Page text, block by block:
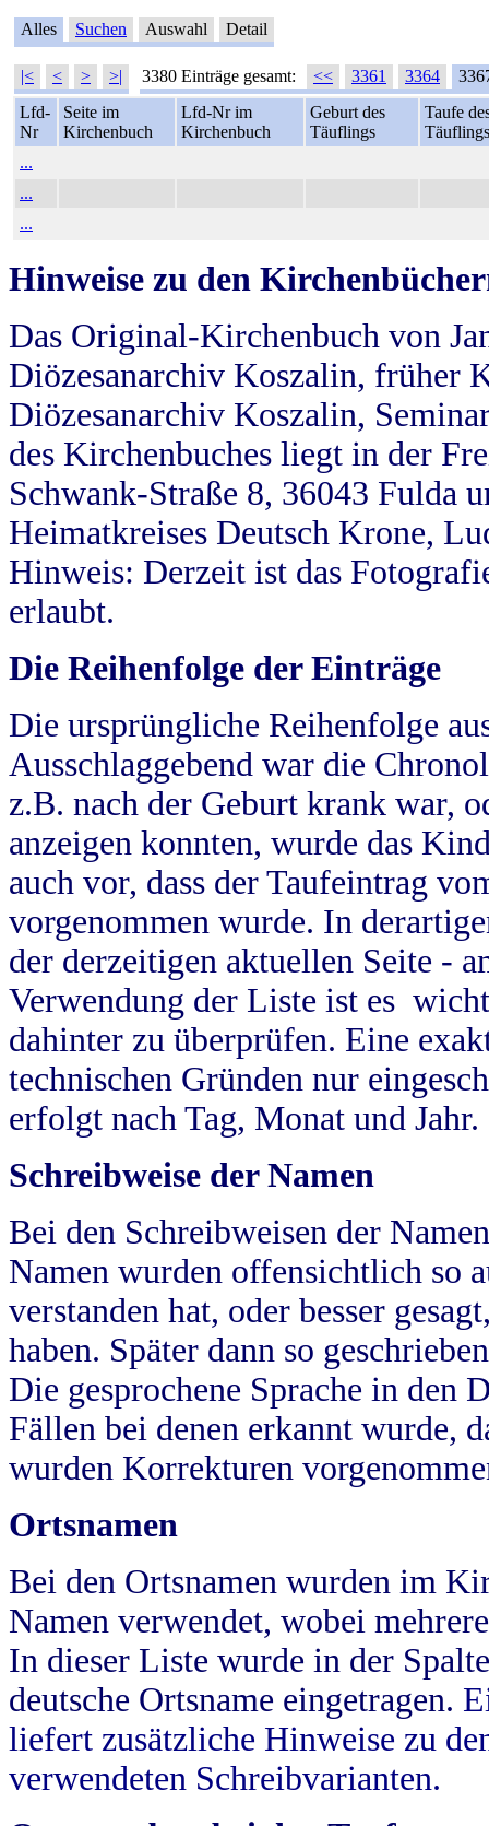
Alles Suchen Auswahl Detail
|< < > >| 3380 Einträge gesamt: << 3361 3364
Lfd-
Nr
Seite im
Kirchenbuch
Lfd-Nr im
Kirchenbuch
Geburt des
Täuflings
Taufe
Täuflings
...
...
...
Hinweise zu den
Das Original-Kirchenbuch von
Diözesanarchiv Koszalin, früher
Diözesanarchiv Koszalin,
des Kirchenbuches liegt in der
Schwank-Straße 8, 36043 Fulda
Heimatkreises Deutsch Krone,
Hinweis: Derzeit ist das
erlaubt.
Die Reihenfolge der Einträge
Die ursprüngliche Reihenfolge
Ausschlaggebend war die
z.B. nach der Geburt krank war,
anzeigen konnten, wurde das
auch vor, dass der Taufeintrag
vorgenommen wurde. In
der derzeitigen aktuellen Seite -
Verwendung der Liste ist es
dahinter zu überprüfen. Eine
technischen Gründen nur
erfolgt nach Tag, Monat und Jahr.
Schreibweise der Namen
Bei den Schreibweisen der
Namen wurden offensichtlich so
verstanden hat, oder besser
haben. Später dann so
Die gesprochene Sprache in
Fällen bei denen erkannt wurde,
wurden Korrekturen
Ortsnamen
Bei den Ortsnamen wurden im
Namen verwendet, wobei
In dieser Liste wurde in der
deutsche Ortsname eingetragen.
liefert zusätzliche Hinweise zu
verwendeten Schreibvarianten.